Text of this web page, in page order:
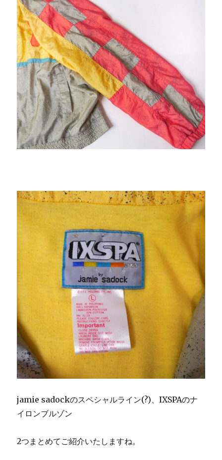
jamie sadockのスペシャルライン(?)、IXSPAのナ
イロンブルゾン
2つまとめてご紹介いたしますね。